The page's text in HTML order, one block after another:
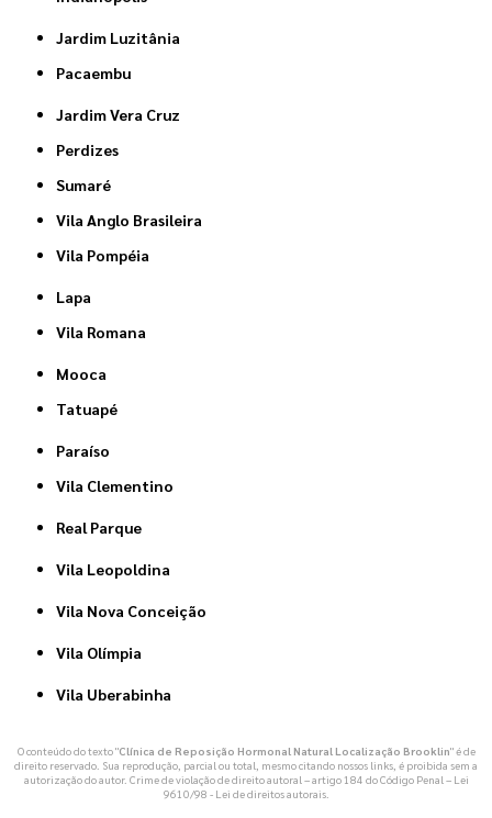
Jardim Luzitânia
Pacaembu
Jardim Vera Cruz
Perdizes
Sumaré
Vila Anglo Brasileira
Vila Pompéia
Lapa
Vila Romana
Mooca
Tatuapé
Paraíso
Vila Clementino
Real Parque
Vila Leopoldina
Vila Nova Conceição
Vila Olímpia
Vila Uberabinha
O conteúdo do texto "Clínica de Reposição Hormonal Natural Localização Brooklin" é de
direito reservado. Sua reprodução, parcial ou total, mesmo citando nossos links, é proibida sem a
autorização do autor. Crime de violação de direito autoral – artigo 184 do Código Penal – Lei
9610/98 - Lei de direitos autorais.